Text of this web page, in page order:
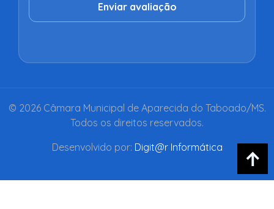
Enviar avaliação
© 2026 Câmara Municipal de Aparecida do Taboado/MS.
Todos os direitos reservados.
Desenvolvido por: Digit@r Informática